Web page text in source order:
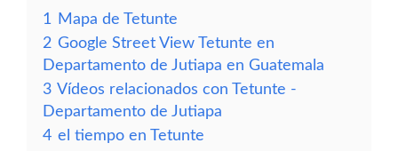
1
Mapa de Tetunte
2 Google Street View Tetunte en
Departamento de Jutiapa en Guatemala
3 Vídeos relacionados con Tetunte -
Departamento de Jutiapa
4 el tiempo en Tetunte